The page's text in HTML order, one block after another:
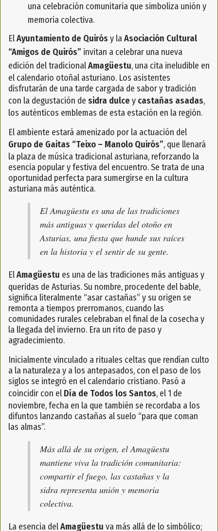
una celebración comunitaria que simboliza unión y
memoria colectiva.
ElAyuntamiento de Quirós y laAsociación Cultural
“Amigos de Quirós” invitan a celebrar una nueva
edición del tradicionalAmagüestu, una cita ineludible en
el calendario otoñal asturiano. Los asistentes
disfrutarán de una tarde cargada de sabor y tradición
con la degustación de sidra dulce y castañas asadas,
los auténticos emblemas de esta estación en la región.
El ambiente estará amenizado por la actuación del
Grupo de Gaitas “Teixo – Manolo Quirós”, que llenará
la plaza de música tradicional asturiana, reforzando la
esencia popular y festiva del encuentro. Se trata de una
oportunidad perfecta para sumergirse en la cultura
asturiana más auténtica.
El Amagüestu es una de las tradiciones
más antiguas y queridas del otoño en
Asturias, una fiesta que hunde sus raíces
en la historia y el sentir de su gente.
ElAmagüestu es una de las tradiciones más antiguas y
queridas de Asturias. Su nombre, procedente del bable,
significa literalmente “asar castañas” y su origen se
remonta a tiempos prerromanos, cuando las
comunidades rurales celebraban el final de la cosecha y
la llegada del invierno. Era un rito de paso y
agradecimiento.
Inicialmente vinculado a rituales celtas que rendían culto
a la naturaleza y a los antepasados, con el paso de los
siglos se integró en el calendario cristiano. Pasó a
coincidir con el Día de Todos los Santos, el 1 de
noviembre, fecha en la que también se recordaba a los
difuntos lanzando castañas al suelo “para que coman
las almas”.
Más allá de su origen, el Amagüestu
mantiene viva la tradición comunitaria:
compartir el fuego, las castañas y la
sidra representa unión y memoria
colectiva.
La esencia delAmagüestu va más allá de lo simbólico;